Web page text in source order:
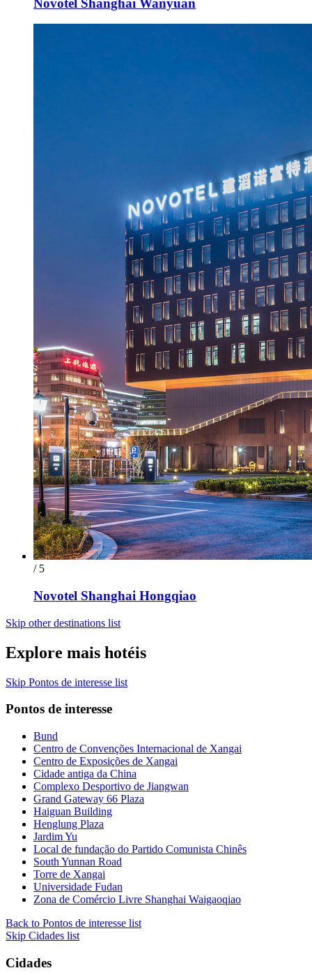
/ 5
Novotel Shanghai Hongqiao
Skip other destinations list
Explore mais hotéis
Skip Pontos de interesse list
Pontos de interesse
Bund
Centro de Convenções Internacional de Xangai
Centro de Exposições de Xangai
Cidade antiga da China
Complexo Desportivo de Jiangwan
Grand Gateway 66 Plaza
Haiguan Building
Henglung Plaza
Jardim Yu
Local de fundação do Partido Comunista Chinês
South Yunnan Road
Torre de Xangai
Universidade Fudan
Zona de Comércio Livre Shanghai Waigaoqiao
Back to Pontos de interesse list
Skip Cidades list
Cidades